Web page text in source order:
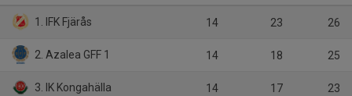
1. IFK Fjärås 14 23 26
2. Azalea GFF 1 14 18 25
3. IK Kongahälla 14 17 23